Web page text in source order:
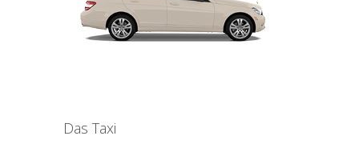
Das Taxi